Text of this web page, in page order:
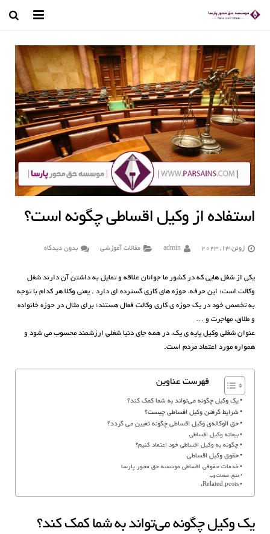
صفحه اصلی
وکیل تهران
درباره ما
رسانه تصویری
مجله حقوقی
کتب و مقالات
قوانین حقوقی
استفاده از وکیل اقساطی چگونه است؟
ژوئن 13, 2023 admin مقالات آموزشی بدون دیدگاه
یکی از شغل هایی که در کشور ما جوانان علاقه و تمایل به داشتن آن دارند شغل
وکالت است؛ این حرفه، حوزه های کاری گسترده ای دارد . یعنی وکلا هر کدام با توجه
به تخصص خود در یک حوزه ی کاری وکالت فعال هستند؛ برای مثال در حوزه خانواده
و طلاق، مهاجرت و …
عنوان شغلی وکیل پایه ی یک، در همه جای دنیا شغلی ارزشمند محسوب می شود و
همواره مورد اعتماد مردم است.
فهرست عناوین
یک وکیل چگونه می‌تواند به شما کمک کند؟
شرایط گرفتن وکیل اقساطی چیست؟
حق الوکاله‌ی وکیل اقساطی چگونه تعیین می گردد؟
بیعانه وکیل اقساطی
چگونه به وکیل اقساطی خود اعتماد کنیم؟
حقوق وکیل اقساطی
خدمات حقوقی اقساطی موسسه حق محور پارسا
منبع: صفحات وب
Related posts:
یک وکیل چگونه می‌تواند به شما کمک کند؟